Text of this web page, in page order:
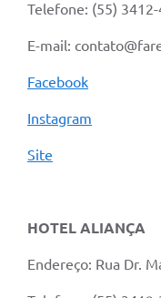
Tramitação de Processos
Colégio Agrícola Municipal
SIM - Serviço de Inspeção
Vigilância Sanitária
Vigilância Ambiental em
Galeria de Fotos
Contratos
Obras
Telefone: (55)
E-mail:
Facebook
Instagram
Site
HOTEL ALIANÇA
Endereço: Rua Dr.